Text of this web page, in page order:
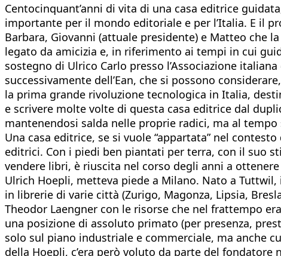
Centocinquant’anni di vita di una casa editrice
importante per il mondo editoriale e per l’Italia. E il
Barbara, Giovanni (attuale presidente) e Matteo che
legato da amicizia e, in riferimento ai tempi in cui
sostegno di Ulrico Carlo presso l’Associazione
successivamente dell’Ean, che si possono
la prima grande rivoluzione tecnologica in Italia,
e scrivere molte volte di questa casa editrice dal
mantenendosi salda nelle proprie radici, ma al
Una casa editrice, se si vuole “appartata” nel
editrici. Con i piedi ben piantati per terra, con il suo
vendere libri, è riuscita nel corso degli anni a
Ulrich Hoepli, metteva piede a Milano. Nato a
in librerie di varie città (Zurigo, Magonza, Lipsia,
Theodor Laengner con le risorse che nel frattempo
una posizione di assoluto primato (per presenza,
solo sul piano industriale e commerciale, ma anche
della Hoepli, c’era però voluto da parte del